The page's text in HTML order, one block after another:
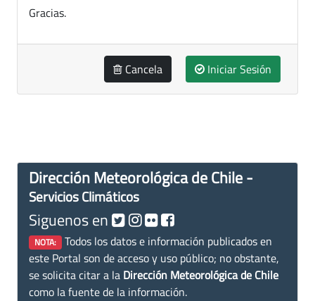
Gracias.
Cancela Iniciar Sesión
Dirección Meteorológica de Chile -
Servicios Climáticos
Siguenos en
NOTA: Todos los datos e información publicados en
este Portal son de acceso y uso público; no obstante,
se solicita citar a la Dirección Meteorológica de Chile
como la fuente de la información.